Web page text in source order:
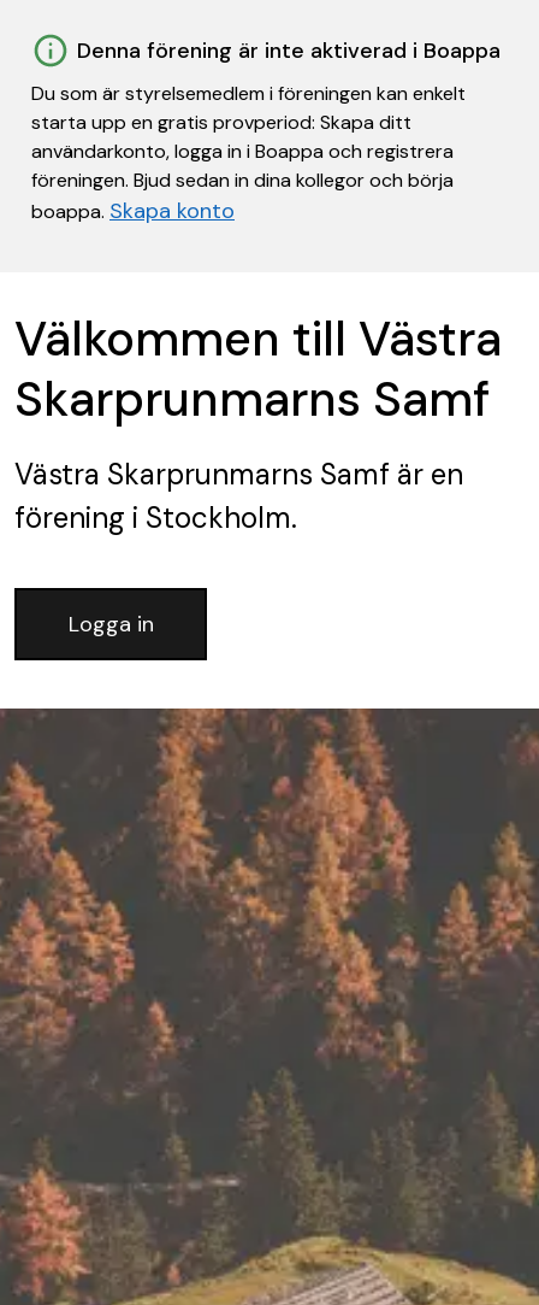
Denna förening är inte aktiverad i Boappa
Du som är styrelsemedlem i föreningen kan enkelt
starta upp en gratis provperiod: Skapa ditt
användarkonto, logga in i Boappa och registrera
föreningen. Bjud sedan in dina kollegor och börja
boappa. Skapa konto
Välkommen till Västra
Skarprunmarns Samf
Västra Skarprunmarns Samf är en
förening i Stockholm.
Logga in